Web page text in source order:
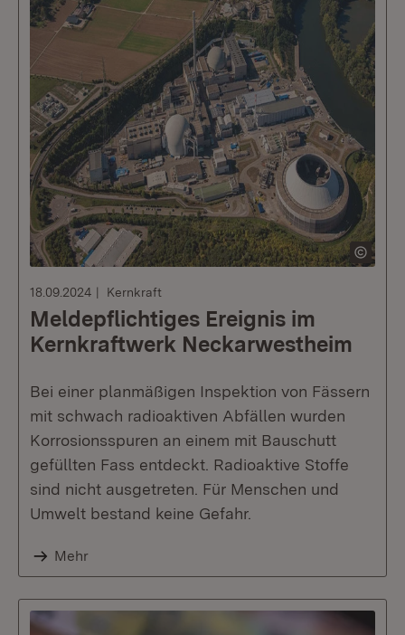
18.09.2024 Kernkraft
Meldepflichtiges Ereignis im
Kernkraftwerk Neckarwestheim
Bei einer planmäßigen Inspektion von Fässern
mit schwach radioaktiven Abfällen wurden
Korrosionsspuren an einem mit Bauschutt
gefüllten Fass entdeckt. Radioaktive Stoffe
sind nicht ausgetreten. Für Menschen und
Umwelt bestand keine Gefahr.
Mehr